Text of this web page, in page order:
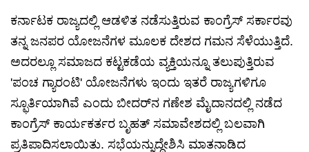
ಕರ್ನಾಟಕ ರಾಜ್ಯದಲ್ಲಿ ಆಡಳಿತ ನಡೆಸುತ್ತಿರುವ ಕಾಂಗ್ರೆಸ್ ಸರ್ಕಾರವು
ತನ್ನ ಜನಪರ ಯೋಜನೆಗಳ ಮೂಲಕ ದೇಶದ ಗಮನ ಸೆಳೆಯುತ್ತಿದೆ.
ಅದರಲ್ಲೂ ಸಮಾಜದ ಕಟ್ಟಕಡೆಯ ವ್ಯಕ್ತಿಯನ್ನೂ ತಲುಪುತ್ತಿರುವ
'ಪಂಚ ಗ್ಯಾರಂಟಿ' ಯೋಜನೆಗಳು ಇಂದು ಇತರೆ ರಾಜ್ಯಗಳಿಗೂ
ಸ್ಫೂರ್ತಿಯಾಗಿವೆ ಎಂದು ಬೀದರ್‌ನ ಗಣೇಶ ಮೈದಾನದಲ್ಲಿ ನಡೆದ
ಕಾಂಗ್ರೆಸ್ ಕಾರ್ಯಕರ್ತರ ಬೃಹತ್ ಸಮಾವೇಶದಲ್ಲಿ ಬಲವಾಗಿ
ಪ್ರತಿಪಾದಿಸಲಾಯಿತು. ಸಭೆಯನ್ನುದ್ದೇಶಿಸಿ ಮಾತನಾಡಿದ